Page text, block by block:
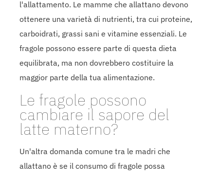
l'allattamento. Le mamme che allattano devono
ottenere una varietà di nutrienti, tra cui proteine,
carboidrati, grassi sani e vitamine essenziali. Le
fragole possono essere parte di questa dieta
equilibrata, ma non dovrebbero costituire la
maggior parte della tua alimentazione.
Le fragole possono
cambiare il sapore del
latte materno?
Un'altra domanda comune tra le madri che
allattano è se il consumo di fragole possa